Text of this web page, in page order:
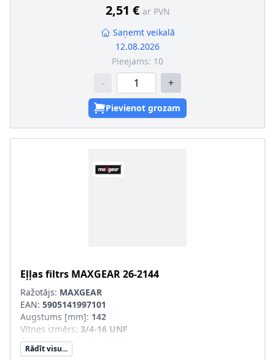
Blīvgredzena ārējais diametrs
71
2,51 € ar PVN
Saņemt veikalā
12.08.2026
Pieejams: 10
- +
Pievienot grozam
Eļļas filtrs MAXGEAR26-2144
Ražotājs: MAXGEAR
EAN: 5905141997101
Augstums [mm]: 142
Vītnes izmērs: 3/4-16 UNF
Ārējais diametrs [mm]
Filtra izpildījums
Rādīt visu...